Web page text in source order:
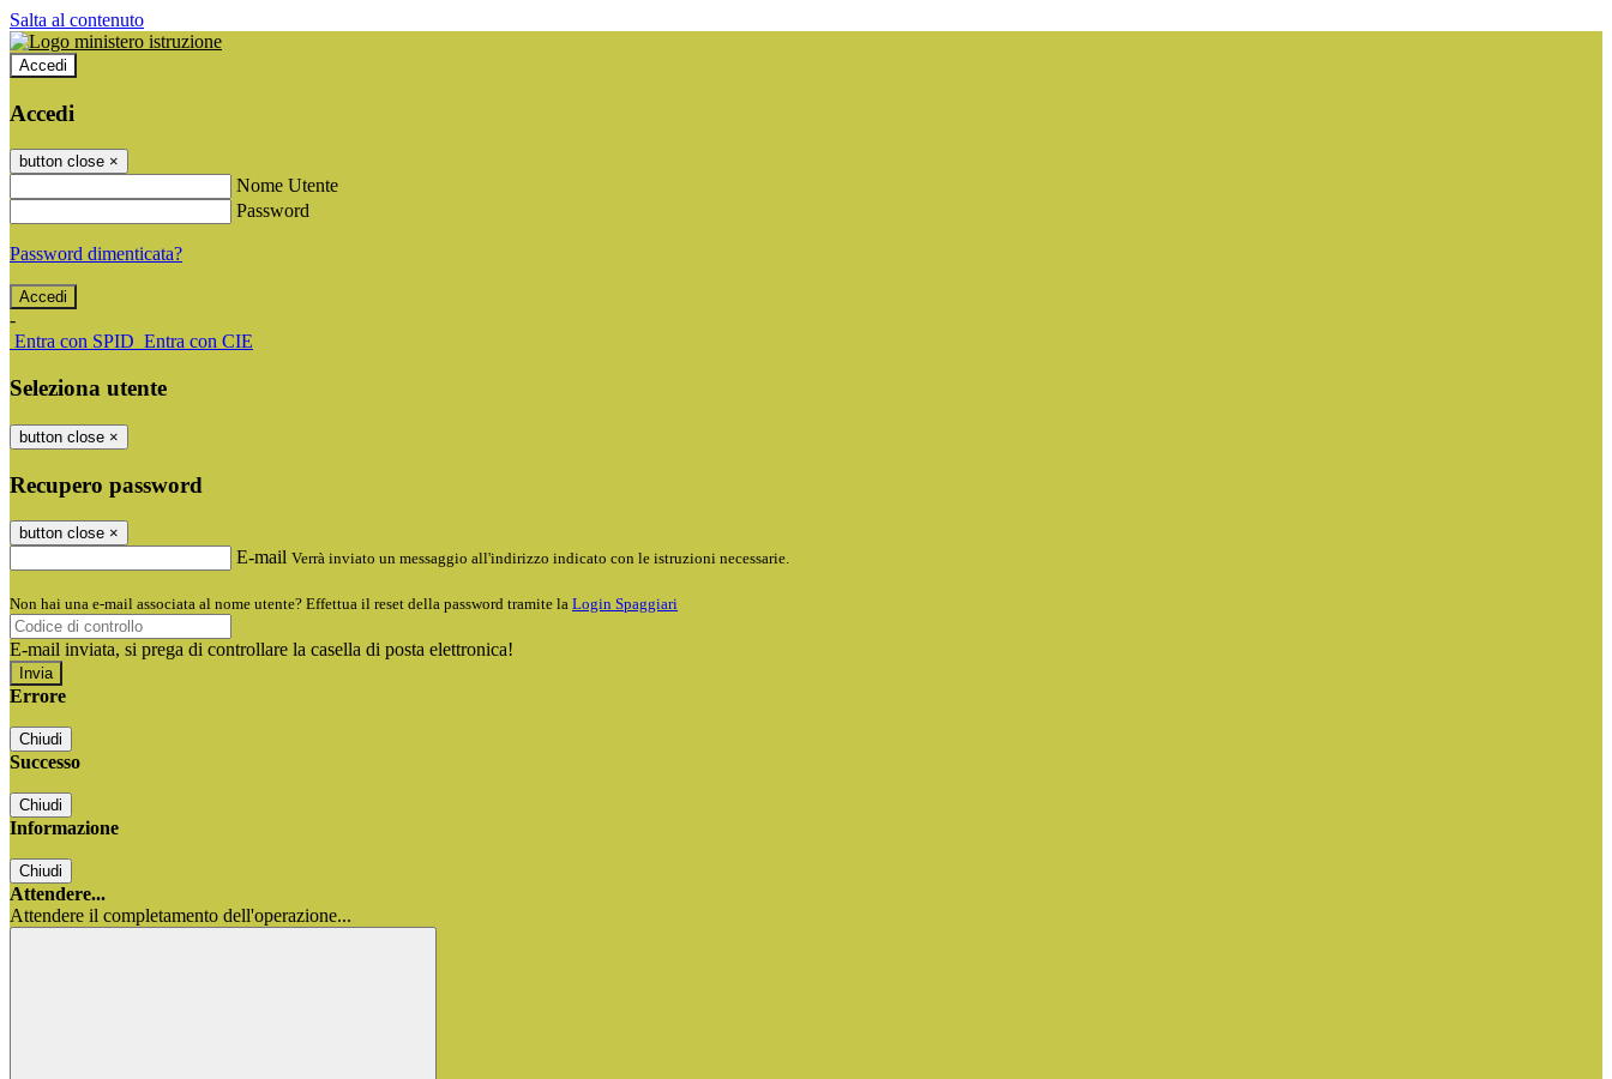
Salta al contenuto
Accedi
Accedi
button close ×
Nome Utente
Password
Password dimenticata?
-
Entra con SPID Entra con CIE
Seleziona utente
button close ×
Recupero password
button close ×
E-mail Verrà inviato un messaggio all'indirizzo indicato con le istruzioni necessarie.
Non hai una e-mail associata al nome utente? Effettua il reset della password tramite la Login Spaggiari
E-mail inviata, si prega di controllare la casella di posta elettronica!
Errore
Chiudi
Successo
Chiudi
Informazione
Chiudi
Attendere...
Attendere il completamento dell'operazione...